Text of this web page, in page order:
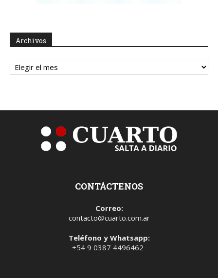
Archivos
Archivos
CONTÁCTENOS
Correo:
contacto@cuarto.com.ar
Teléfono y Whatsapp:
+54 9 0387 4496462